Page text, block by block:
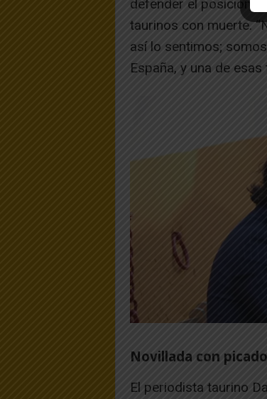
defender el
taurinos con muerte.
así lo sentimos;
España, y una de
Novillada con
El periodista taurino